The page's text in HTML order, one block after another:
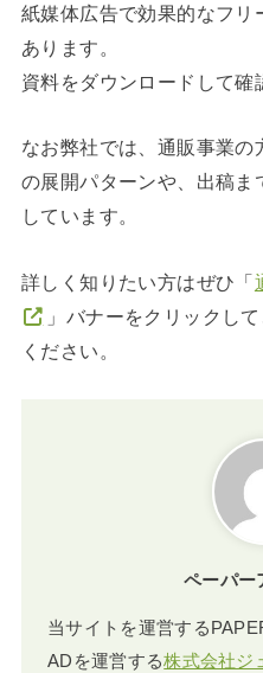
紙媒体広告で効果的なフリ
あります。
資料をダウンロードして確
なお弊社では、通販事業
の展開パターンや、出稿ま
しています。
詳しく知りたい方はぜひ「
」バナーをクリックし
ください。
ペーパー
当サイトを運営する
ADを運営する株式会社ジ